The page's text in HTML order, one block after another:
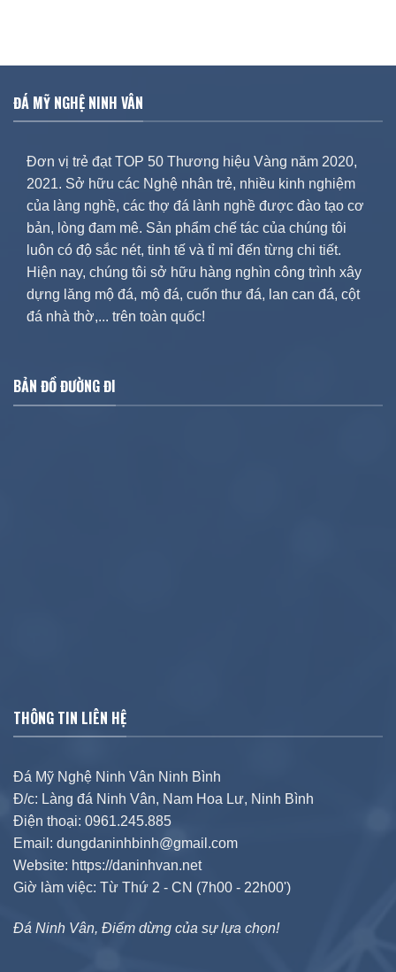
ĐÁ MỸ NGHỆ NINH VÂN
Đơn vị trẻ đạt TOP 50 Thương hiệu Vàng năm 2020,
2021. Sở hữu các Nghệ nhân trẻ, nhiều kinh nghiệm
của làng nghề, các thợ đá lành nghề được đào tạo cơ
bản, lòng đam mê. Sản phẩm chế tác của chúng tôi
luôn có độ sắc nét, tinh tế và tỉ mỉ đến từng chi tiết.
Hiện nay, chúng tôi sở hữu hàng nghìn công trình xây
dựng lăng mộ đá, mộ đá, cuốn thư đá, lan can đá, cột
đá nhà thờ,... trên toàn quốc!
BẢN ĐỒ ĐƯỜNG ĐI
THÔNG TIN LIÊN HỆ
Đá Mỹ Nghệ Ninh Vân Ninh Bình
Đ/c: Làng đá Ninh Vân, Nam Hoa Lư, Ninh Bình
Điện thoại: 0961.245.885
Email: dungdaninhbinh@gmail.com
Website: https://daninhvan.net
Giờ làm việc: Từ Thứ 2 - CN (7h00 - 22h00')
Đá Ninh Vân, Điểm dừng của sự lựa chọn!